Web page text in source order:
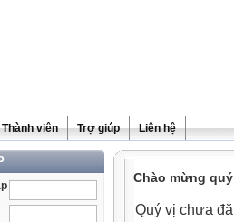
Thành viên Trợ giúp Liên hệ
Chào mừng
Quý vị chưa